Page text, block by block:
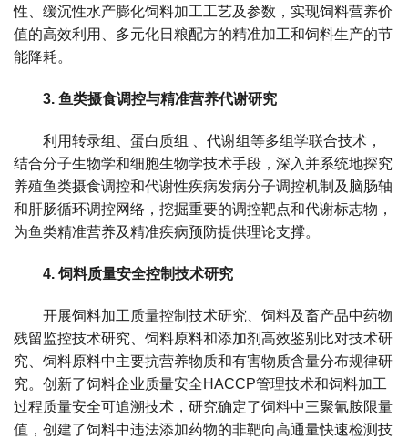
育
作
党
建
性、缓沉性水产膨化饲料加工工艺及参数，实现饲料营养价
值的高效利用、多元化日粮配方的精准加工和饲料生产的节
能降耗。
3. 鱼类摄食调控与精准营养代谢研究
利用转录组、蛋白质组 、代谢组等多组学联合技术，
结合分子生物学和细胞生物学技术手段，深入并系统地探究
养殖鱼类摄食调控和代谢性疾病发病分子调控机制及脑肠轴
和肝肠循环调控网络，挖掘重要的调控靶点和代谢标志物，
为鱼类精准营养及精准疾病预防提供理论支撑。
4. 饲料质量安全控制技术研究
开展饲料加工质量控制技术研究、饲料及畜产品中药物
残留监控技术研究、饲料原料和添加剂高效鉴别比对技术研
究、饲料原料中主要抗营养物质和有害物质含量分布规律研
究。创新了饲料企业质量安全HACCP管理技术和饲料加工
过程质量安全可追溯技术，研究确定了饲料中三聚氰胺限量
值，创建了饲料中违法添加药物的非靶向高通量快速检测技